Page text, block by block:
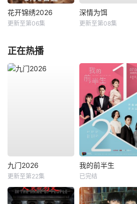
花开锦绣2026
更新至第06集
深情为饵
更新至第08集
正在热播
九门2026
更新至第22集
我的前半生
已完结